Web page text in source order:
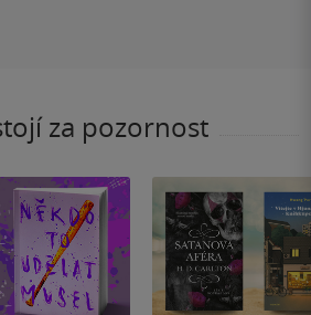
za pozornost